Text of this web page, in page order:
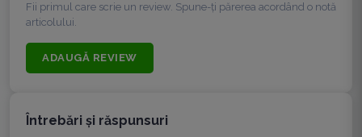
Fii primul care scrie un review. Spune-ți părerea acordând o notă
articolului.
ADAUGĂ REVIEW
Întrebări şi răspunsuri